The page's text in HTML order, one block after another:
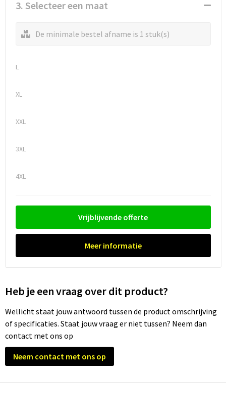
3. Selecteer een maat
De minimale bestel afname is 1 stuk(s)
L
XL
XXL
3XL
4XL
Vrijblijvende offerte
Meer informatie
Heb je een vraag over dit product?
Wellicht staat jouw antwoord tussen de product omschrijving
of specificaties. Staat jouw vraag er niet tussen? Neem dan
contact met ons op
Neem contact met ons op